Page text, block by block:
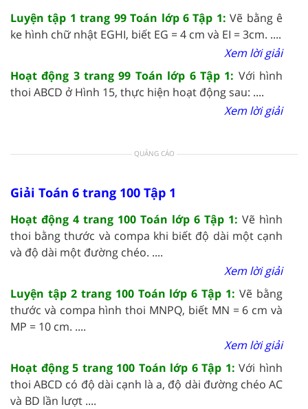
Luyện tập 1 trang 99 Toán lớp 6 Tập 1: Vẽ bằng ê
ke hình chữ nhật EGHI, biết EG = 4 cm và EI = 3cm. ....
Xem lời giải
Hoạt động 3 trang 99 Toán lớp 6 Tập 1: Với hình
thoi ABCD ở Hình 15, thực hiện hoạt động sau: ....
Xem lời giải
QUẢNG CÁO
Giải Toán 6 trang 100 Tập 1
Hoạt động 4 trang 100 Toán lớp 6 Tập 1: Vẽ hình
thoi bằng thước và compa khi biết độ dài một cạnh
và độ dài một đường chéo. ....
Xem lời giải
Luyện tập 2 trang 100 Toán lớp 6 Tập 1: Vẽ bằng
thước và compa hình thoi MNPQ, biết MN = 6 cm và
MP = 10 cm. ....
Xem lời giải
Hoạt động 5 trang 100 Toán lớp 6 Tập 1: Với hình
thoi ABCD có độ dài cạnh là a, độ dài đường chéo AC
và BD lần lượt ....